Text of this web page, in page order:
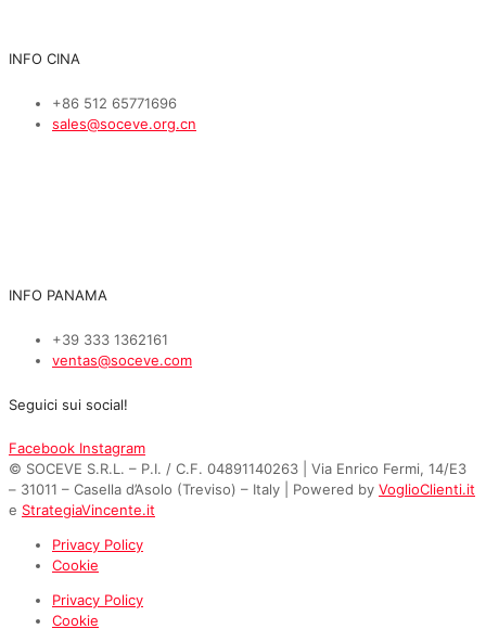
INFO CINA
+86 512 65771696
sales@soceve.org.cn
INFO PANAMA
+39 333 1362161
ventas@soceve.com
Seguici sui social!
Facebook Instagram
© SOCEVE S.R.L. – P.I. / C.F. 04891140263 | Via Enrico Fermi, 14/E3
– 31011 – Casella d’Asolo (Treviso) – Italy | Powered by VoglioClienti.it
e StrategiaVincente.it
Privacy Policy
Cookie
Privacy Policy
Cookie